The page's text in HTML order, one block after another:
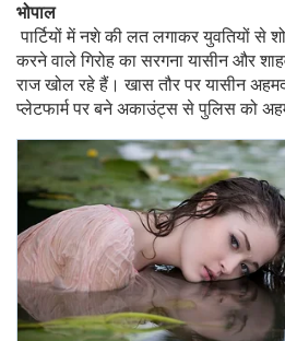
भोपाल
पार्टियों में नशे की लत लगाकर युवतियों
करने वाले गिरोह का सरगना यासीन और
राज खोल रहे हैं। खास तौर पर यासीन
प्लेटफार्म पर बने अकाउंट्स से पुलिस को